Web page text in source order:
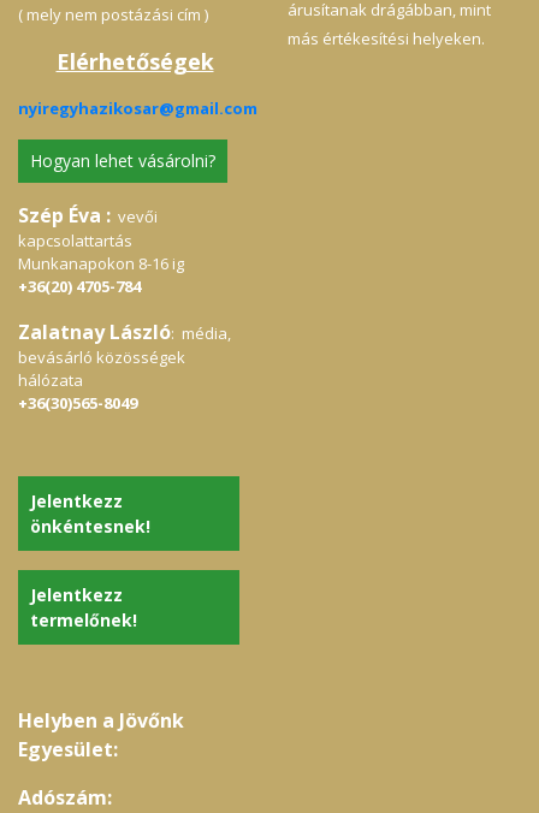
( mely nem postázási cím )
Elérhetőségek
nyiregyhazikosar@gmail.com
Hogyan lehet vásárolni?
Szép Éva : vevői
kapcsolattartás
Munkanapokon 8-16 ig
+36(20) 4705-784
Zalatnay László: média,
bevásárló közösségek
hálózata
+36(30)565-8049
Jelentkezz
önkéntesnek!
Jelentkezz
termelőnek!
Helyben a Jövőnk
Egyesület:
Adószám:
árusítanak drágábban, mint
más értékesítési helyeken.